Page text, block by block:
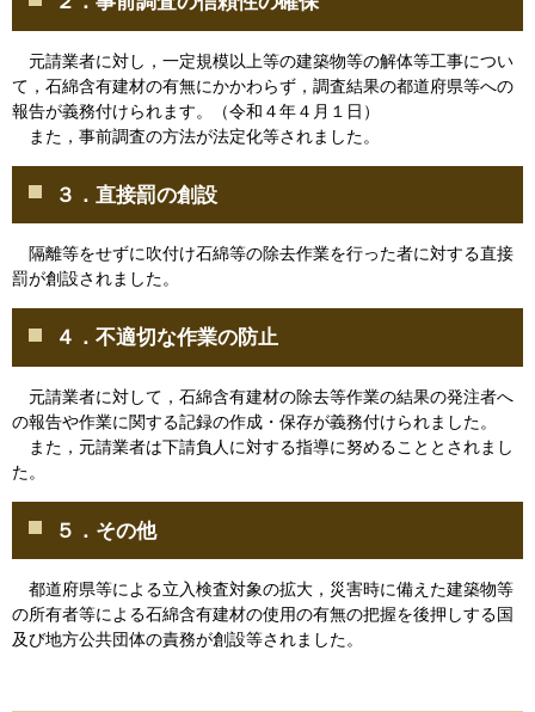
元請業者に対し，一定規模以上等の建築物等の解体等工事につい
て，石綿含有建材の有無にかかわらず，調査結果の都道府県等への
報告が義務付けられます。（令和４年４月１日）
また，事前調査の方法が法定化等されました。
３．直接罰の創設
隔離等をせずに吹付け石綿等の除去作業を行った者に対する直接
罰が創設されました。
４．不適切な作業の防止
元請業者に対して，石綿含有建材の除去等作業の結果の発注者へ
の報告や作業に関する記録の作成・保存が義務付けられました。
また，元請業者は下請負人に対する指導に努めることとされまし
た。
５．その他
都道府県等による立入検査対象の拡大，災害時に備えた建築物等
の所有者等による石綿含有建材の使用の有無の把握を後押しする国
及び地方公共団体の責務が創設等されました。